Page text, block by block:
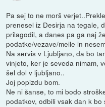
Pa sej to ne morš
prenesel iz Desirja na tegale,
prilagodil, a danes pa ga naj
podatke/vezave/meile in
Na servis v Ljubljano, da bo
vinjeto, ker je seveda nimam,
šel dol v ljubljano..
Joj popizdu bom.
Ne ni šanse, to mi bodo
podatkov, odbili vsak dan k bo